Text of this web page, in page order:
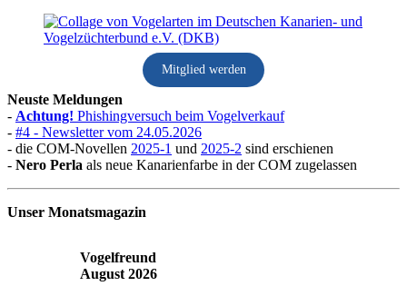
Mitglied werden
Neuste Meldungen
- Achtung! Phishingversuch beim Vogelverkauf
- #4 - Newsletter vom 24.05.2026
- die COM-Novellen 2025-1 und 2025-2 sind erschienen
- Nero Perla als neue Kanarienfarbe in der COM zugelassen
Unser Monatsmagazin
Vogelfreund
August 2026